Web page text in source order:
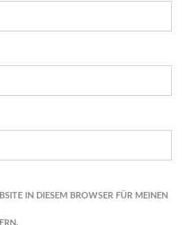
IN DIESEM BROWSER FÜR MEINEN